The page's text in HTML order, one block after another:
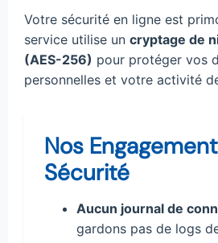
Votre sécurité en ligne est
service utilise un cryptage de
(AES-256) pour protéger vos
personnelles et votre activité
Nos
Sécurité
Aucun journal de
gardons pas de logs